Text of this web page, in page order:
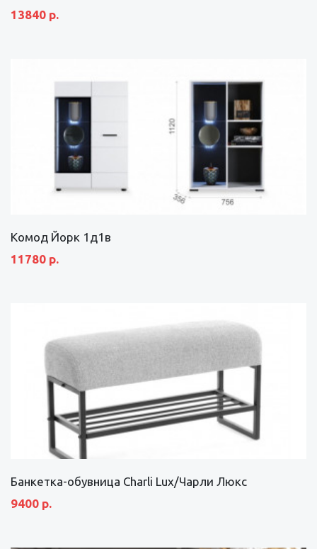
13840 р.
Комод Йорк 1д1в
11780 р.
Банкетка-обувница Charli Lux/Чарли Люкс
9400 р.